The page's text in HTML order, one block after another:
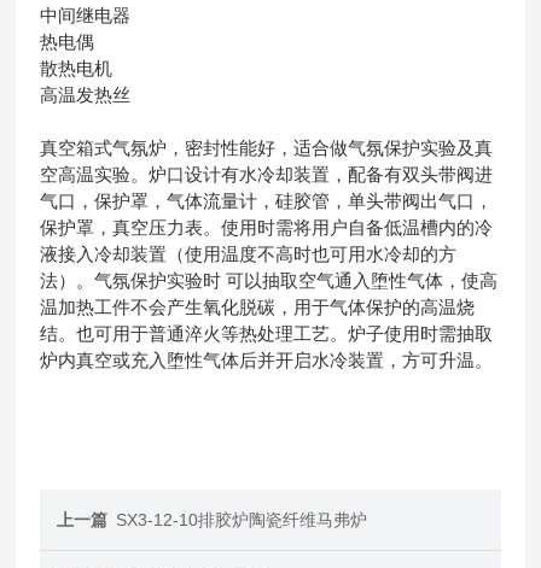
中间继电器
热电偶
散热电机
高温发热丝
真空箱式气氛炉，密封性能好，适合做气氛保护实验及真
空高温实验。炉口设计有水冷却装置，配备有双头带阀进
气口，保护罩，气体流量计，硅胶管，单头带阀出气口，
保护罩，真空压力表。使用时需将用户自备低温槽内的冷
液接入冷却装置（使用温度不高时也可用水冷却的方
法）。气氛保护实验时 可以抽取空气通入堕性气体，使高
温加热工件不会产生氧化脱碳，用于气体保护的高温烧
结。也可用于普通淬火等热处理工艺。炉子使用时需抽取
炉内真空或充入堕性气体后并开启水冷装置，方可升温。
上一篇 SX3-12-10排胶炉陶瓷纤维马弗炉